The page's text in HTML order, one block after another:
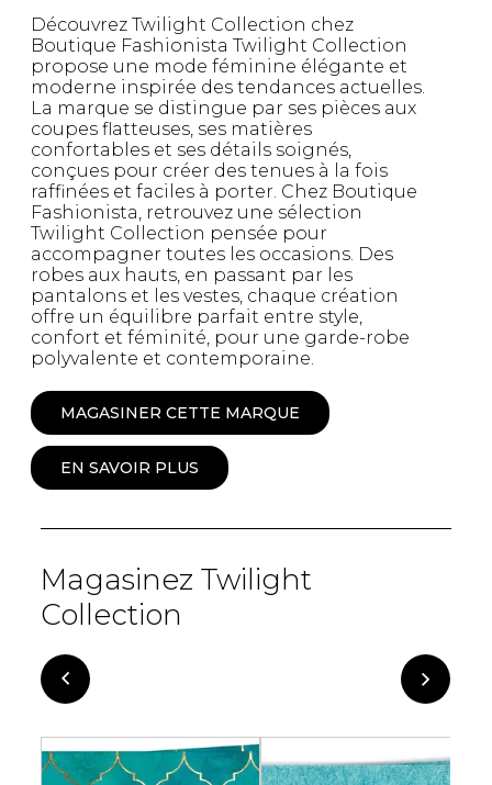
Découvrez Twilight Collection chez
Boutique Fashionista Twilight Collection
propose une mode féminine élégante et
moderne inspirée des tendances actuelles.
La marque se distingue par ses pièces aux
coupes flatteuses, ses matières
confortables et ses détails soignés,
conçues pour créer des tenues à la fois
raffinées et faciles à porter. Chez Boutique
Fashionista, retrouvez une sélection
Twilight Collection pensée pour
accompagner toutes les occasions. Des
robes aux hauts, en passant par les
pantalons et les vestes, chaque création
offre un équilibre parfait entre style,
confort et féminité, pour une garde-robe
polyvalente et contemporaine.
MAGASINER CETTE MARQUE
EN SAVOIR PLUS
Magasinez Twilight
Collection